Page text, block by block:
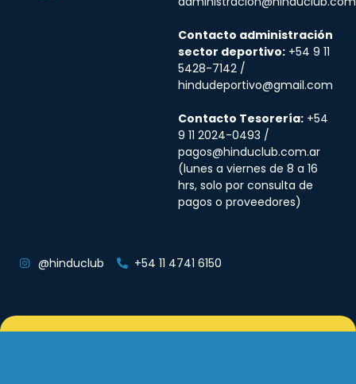
Contacto administración
sector deportivo: +54 9 11
5428-7142 /
hindudeportivo@gmail.com
Contacto Tesorería: +54
9 11 2024-0493 /
pagos@hinduclub.com.ar
(lunes a viernes de 8 a 16
hrs, solo por consulta de
pagos o proveedores)
@hinduclub +54 11 4741 6150